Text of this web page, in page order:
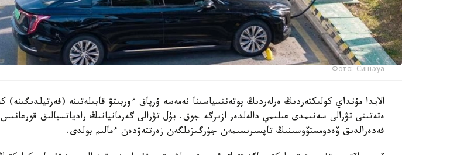
Фото: Синьхуа
الايدا مۇنداي كولىكتەردىڭ ەرلەردىڭ پوتەنتسياسىنا نەمەسە ۇرپاق ءوربىتۋ قابىلەتىنە (فەرتيلدىگىنە)
ەتەتىنى تۋرالى سەنىمدى عىلىمي دالەلدەر ازىرگە جوق. بۇل تۋرالى گەرمانيانىڭ رادياتسيالىق
فەدەرالدىق ۆەدومستۆوسىنىڭ تاپسىرىسىمەن جۇرگىزىلگەن زەرتتەۋدەن ءمالىم بولدى.